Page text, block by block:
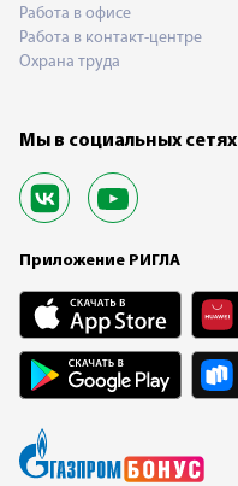
Работа в офисе
Работа в контакт-центре
Охрана труда
Мы в социальных сетях
Приложение РИГЛА